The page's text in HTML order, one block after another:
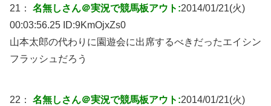
21： 名無しさん＠実況で競馬板アウト:2014/01/21(火)
00:03:56.25 ID:9KmOjxZs0
山本太郎の代わりに園遊会に出席するべきだったエイシン
フラッシュだろう
22： 名無しさん＠実況で競馬板アウト:2014/01/21(火)